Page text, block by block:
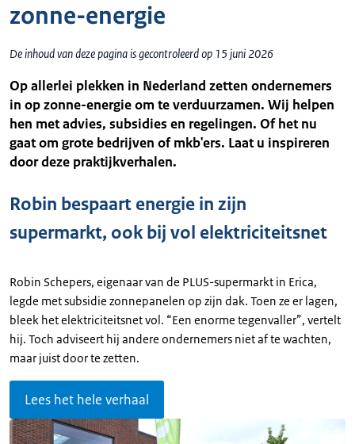
zonne-energie
De inhoud van deze pagina is gecontroleerd op 15 juni 2026
Op allerlei plekken in Nederland zetten ondernemers
in op zonne-energie om te verduurzamen. Wij helpen
hen met advies, subsidies en regelingen. Of het nu
gaat om grote bedrijven of mkb'ers. Laat u inspireren
door deze praktijkverhalen.
Robin bespaart energie in zijn
supermarkt, ook bij vol elektriciteitsnet
Robin Schepers, eigenaar van de PLUS-supermarkt in Erica,
legde met subsidie zonnepanelen op zijn dak. Toen ze er lagen,
bleek het elektriciteitsnet vol. “Een enorme tegenvaller”, vertelt
hij. Toch adviseert hij andere ondernemers niet af te wachten,
maar juist door te zetten.
Lees het hele verhaal